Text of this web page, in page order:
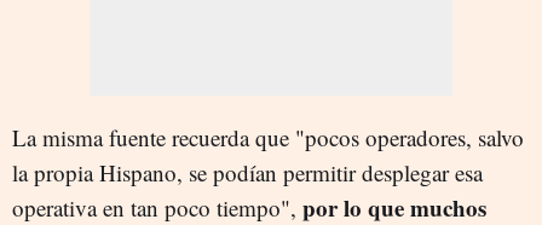
La misma fuente recuerda que "pocos operadores, salvo
la propia Hispano, se podían permitir desplegar esa
operativa en tan poco tiempo", por lo que muchos